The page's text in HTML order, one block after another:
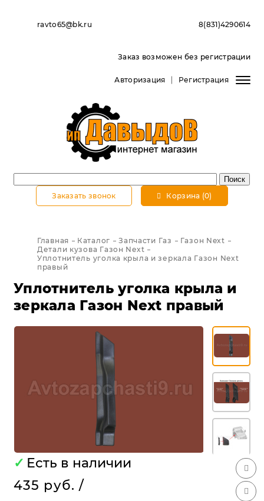
ravto65@bk.ru 8(831)4290614
Заказ возможен без регистрации
Авторизация Регистрация
Заказать звонок Корзина (0)
Главная Каталог Запчасти Газ
Газон Next
Детали кузова Газон Next
Уплотнитель уголка крыла и зеркала Газон Next
правый
Уплотнитель уголка крыла и
зеркала Газон Next правый
✓ Есть в наличии
435 руб. /